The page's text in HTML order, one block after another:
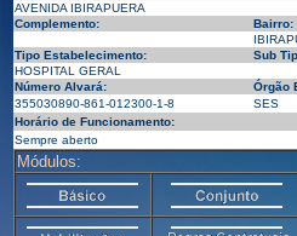
AVENIDA IBIRAPUERA
Complemento:
Bairro:
Tipo Estabelecimento:
Sub
HOSPITAL GERAL
Número Alvará:
Órgão
355030890-861-012300-1-8
SES
Horário de Funcionamento:
Sempre aberto
Módulos: